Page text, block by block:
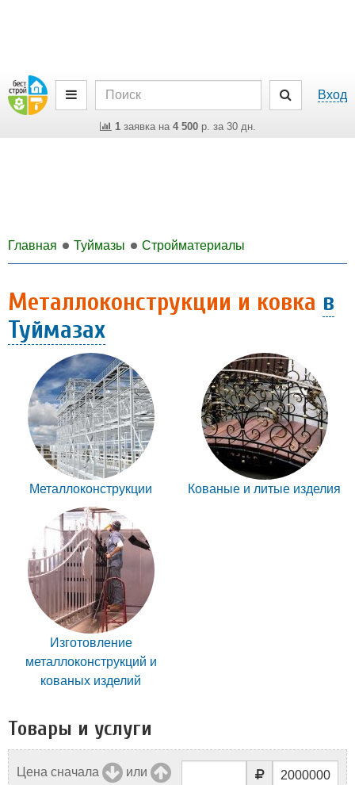
Вход
1заявка на 4 500р. за 30 дн.
Главная Туймазы Стройматериалы
Металлоконструкции и ковка в
Туймазах
Металлоконструкции Кованые и литые изделия
Изготовление
металлоконструкций и
кованых изделий
Товары и услуги
Цена сначала
или